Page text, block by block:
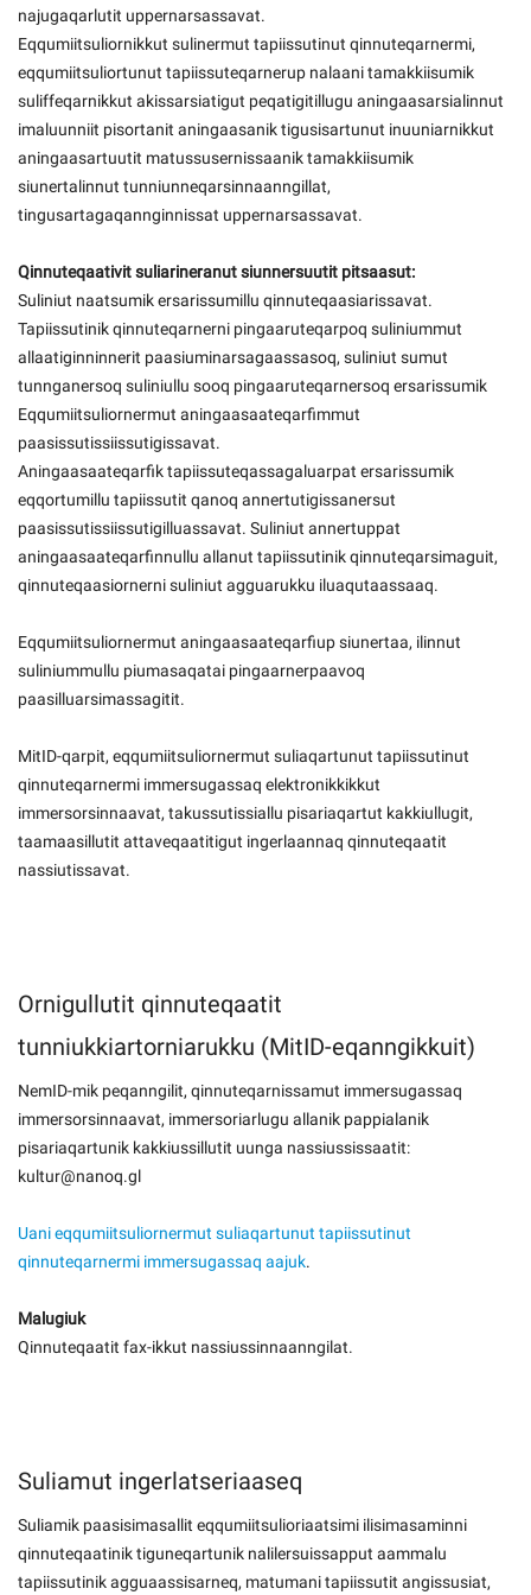
najugaqarlutit uppernarsassavat.
Eqqumiitsuliornikkut sulinermut tapiissutinut qinnuteqarnermi,
eqqumiitsuliortunut tapiissuteqarnerup nalaani tamakkiisumik
suliffeqarnikkut akissarsiatigut peqatigitillugu aningaasarsialinnut
imaluunniit pisortanit aningaasanik tigusisartunut inuuniarnikkut
aningaasartuutit matussusernissaanik tamakkiisumik
siunertalinnut tunniunneqarsinnaanngillat,
tingusartagaqannginnissat uppernarsassavat.
Qinnuteqaativit suliarineranut siunnersuutit pitsaasut:
Suliniut naatsumik ersarissumillu qinnuteqaasiarissavat.
Tapiissutinik qinnuteqarnerni pingaaruteqarpoq suliniummut
allaatiginninnerit paasiuminarsagaassasoq, suliniut sumut
tunnganersoq suliniullu sooq pingaaruteqarnersoq ersarissumik
Eqqumiitsuliornermut aningaasaateqarfimmut
paasissutissiissutigissavat.
Aningaasaateqarfik tapiissuteqassagaluarpat ersarissumik
eqqortumillu tapiissutit qanoq annertutigissanersut
paasissutissiissutigilluassavat. Suliniut annertuppat
aningaasaateqarfinnullu allanut tapiissutinik qinnuteqarsimaguit,
qinnuteqaasiornerni suliniut agguarukku iluaqutaassaaq.
Eqqumiitsuliornermut aningaasaateqarfiup siunertaa, ilinnut
suliniummullu piumasaqatai pingaarnerpaavoq
paasilluarsimassagitit.
MitID-qarpit, eqqumiitsuliornermut suliaqartunut tapiissutinut
qinnuteqarnermi immersugassaq elektronikkikkut
immersorsinnaavat, takussutissiallu pisariaqartut kakkiullugit,
taamaasillutit attaveqaatitigut ingerlaannaq qinnuteqaatit
nassiutissavat.
Ornigullutit qinnuteqaatit
tunniukkiartorniarukku (MitID-eqanngikkuit)
NemID-mik peqanngilit, qinnuteqarnissamut immersugassaq
immersorsinnaavat, immersoriarlugu allanik pappialanik
pisariaqartunik kakkiussillutit uunga nassiussissaatit:
kultur@nanoq.gl
Uani eqqumiitsuliornermut suliaqartunut tapiissutinut
qinnuteqarnermi immersugassaq aajuk.
Malugiuk
Qinnuteqaatit fax-ikkut nassiussinnaanngilat.
Suliamut ingerlatseriaaseq
Suliamik paasisimasallit eqqumiitsulioriaatsimi ilisimasaminni
qinnuteqaatinik tiguneqartunik nalilersuissapput aammalu
tapiissutinik agguaassisarneq, matumani tapiissutit angissusiat,